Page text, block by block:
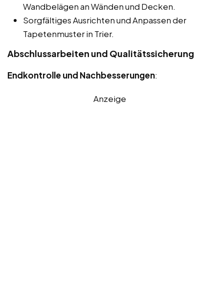
Wandbelägen an Wänden und Decken.
Sorgfältiges Ausrichten und Anpassen der
Tapetenmuster in Trier.
Abschlussarbeiten und Qualitätssicherung
Endkontrolle und Nachbesserungen:
Anzeige